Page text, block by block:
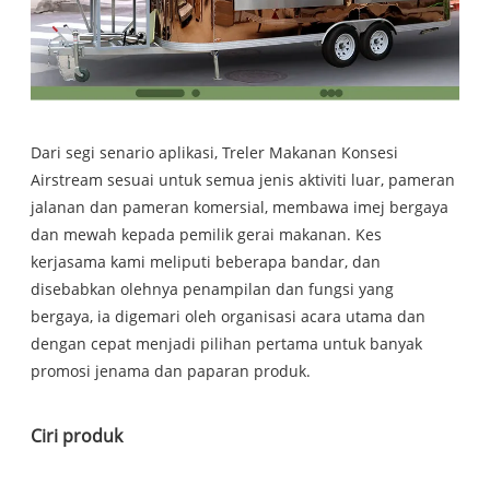
Dari segi senario aplikasi, Treler Makanan Konsesi
Airstream sesuai untuk semua jenis aktiviti luar, pameran
jalanan dan pameran komersial, membawa imej bergaya
dan mewah kepada pemilik gerai makanan. Kes
kerjasama kami meliputi beberapa bandar, dan
disebabkan olehnya penampilan dan fungsi yang
bergaya, ia digemari oleh organisasi acara utama dan
dengan cepat menjadi pilihan pertama untuk banyak
promosi jenama dan paparan produk.
Ciri produk